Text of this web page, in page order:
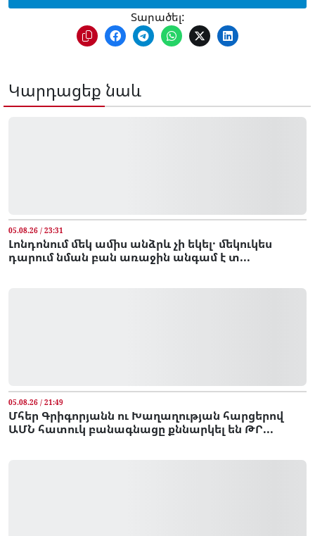
Տարածել:
Կարդացեք նաև
05.08.26 / 23:31
Լոնդոնում մեկ ամիս անձրև չի եկել․ մեկուկես
դարում նման բան առաջին անգամ է տ...
05.08.26 / 21:49
Մհեր Գրիգորյանն ու Խաղաղության հարցերով
ԱՄՆ հատուկ բանագնացը քննարկել են ԹՐ...